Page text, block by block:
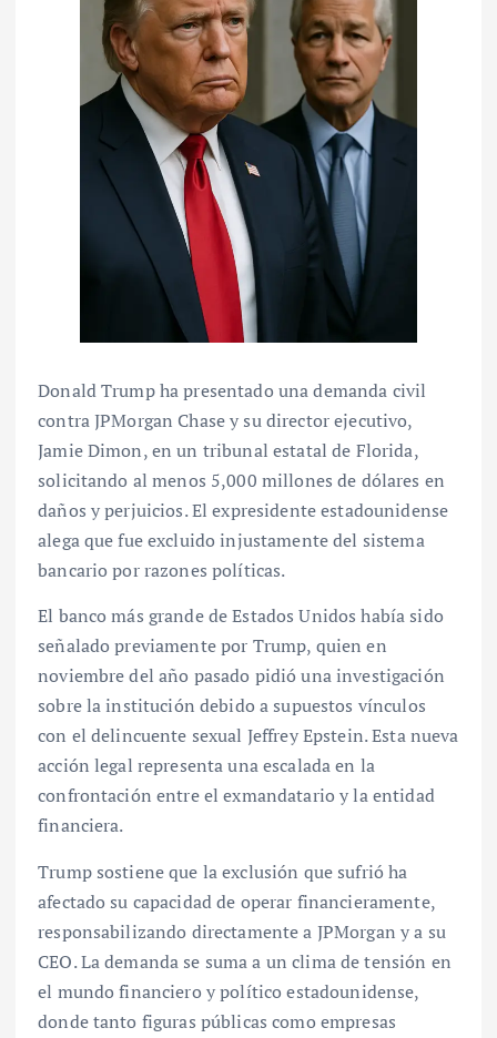
Donald Trump ha presentado una demanda civil
contra JPMorgan Chase y su director ejecutivo,
Jamie Dimon, en un tribunal estatal de Florida,
solicitando al menos 5,000 millones de dólares en
daños y perjuicios. El expresidente estadounidense
alega que fue excluido injustamente del sistema
bancario por razones políticas.
El banco más grande de Estados Unidos había sido
señalado previamente por Trump, quien en
noviembre del año pasado pidió una investigación
sobre la institución debido a supuestos vínculos
con el delincuente sexual Jeffrey Epstein. Esta nueva
acción legal representa una escalada en la
confrontación entre el exmandatario y la entidad
financiera.
Trump sostiene que la exclusión que sufrió ha
afectado su capacidad de operar financieramente,
responsabilizando directamente a JPMorgan y a su
CEO. La demanda se suma a un clima de tensión en
el mundo financiero y político estadounidense,
donde tanto figuras públicas como empresas